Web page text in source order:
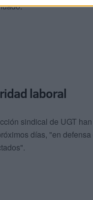
laboral
sindical de UGT
días, "en